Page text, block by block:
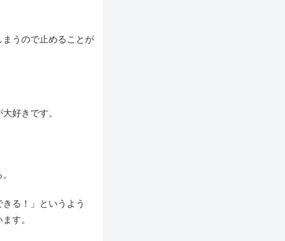
うので止めることが
好きです。
る！」というよう
す。